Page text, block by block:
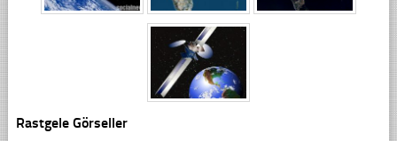
Rastgele Görseller